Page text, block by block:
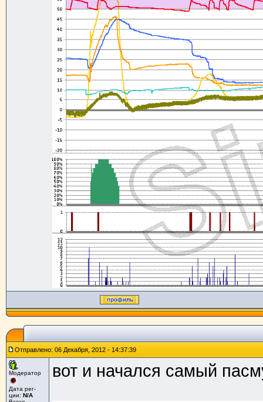
Отправлено: 06 Декабря, 2012 - 14:37:39
Модератор
Дата рег-
ции: N/A
вот и начался самый